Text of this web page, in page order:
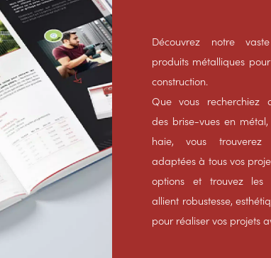
Découvrez notre
produits métalliques
construction.
Que vous recherchiez
des brise-vues en
haie, vous trouverez
adaptées à tous vos
options et trouvez les
allient robustesse,
pour réaliser vos projets